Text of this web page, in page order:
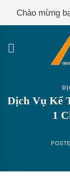
Chào mừng
Dịch Vụ Kế
1